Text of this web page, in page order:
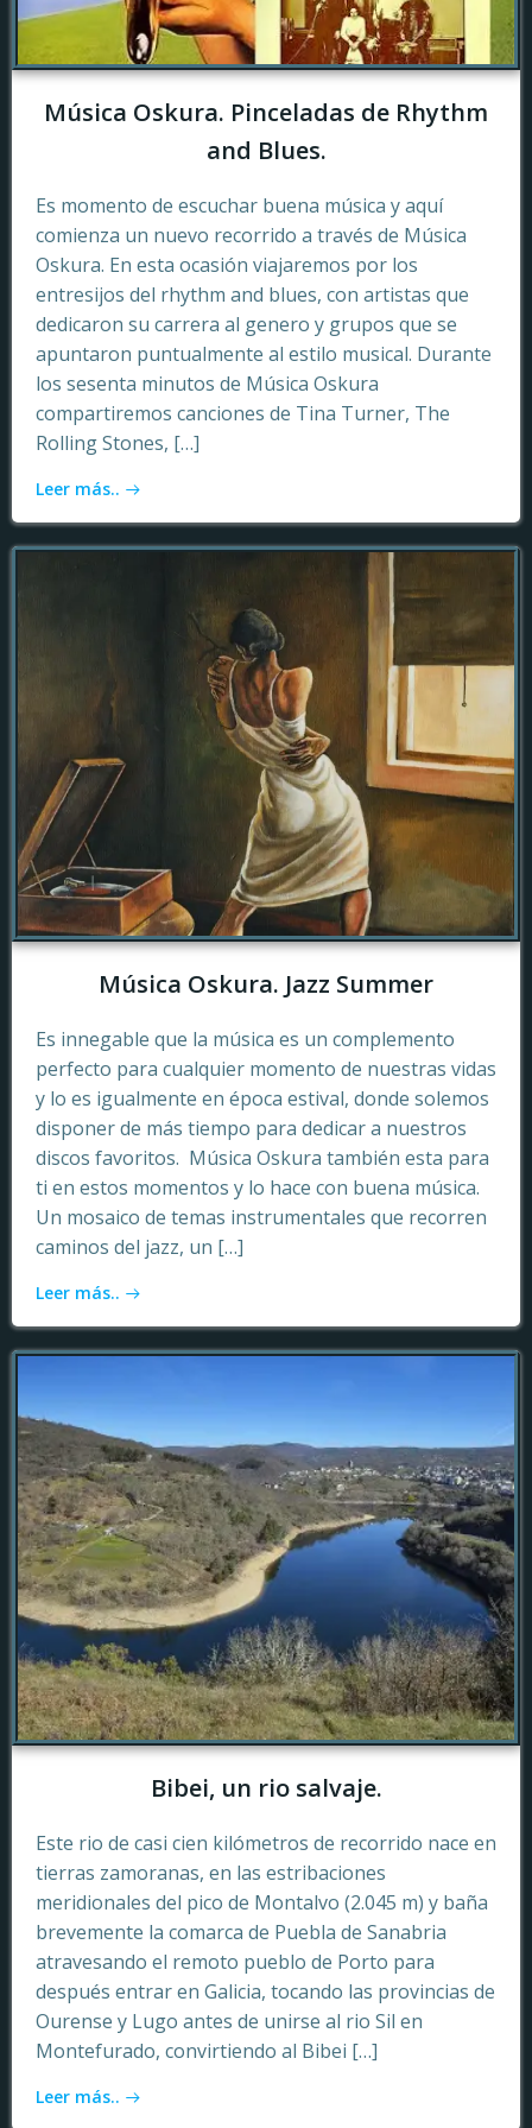
Música Oskura. Pinceladas de Rhythm
and Blues.
Es momento de escuchar buena música y aquí
comienza un nuevo recorrido a través de Música
Oskura. En esta ocasión viajaremos por los
entresijos del rhythm and blues, con artistas que
dedicaron su carrera al genero y grupos que se
apuntaron puntualmente al estilo musical. Durante
los sesenta minutos de Música Oskura
compartiremos canciones de Tina Turner, The
Rolling Stones, […]
Leer más..
Música Oskura. Jazz Summer
Es innegable que la música es un complemento
perfecto para cualquier momento de nuestras vidas
y lo es igualmente en época estival, donde solemos
disponer de más tiempo para dedicar a nuestros
discos favoritos. Música Oskura también esta para
ti en estos momentos y lo hace con buena música.
Un mosaico de temas instrumentales que recorren
caminos del jazz, un […]
Leer más..
Bibei, un rio salvaje.
Este rio de casi cien kilómetros de recorrido nace en
tierras zamoranas, en las estribaciones
meridionales del pico de Montalvo (2.045 m) y baña
brevemente la comarca de Puebla de Sanabria
atravesando el remoto pueblo de Porto para
después entrar en Galicia, tocando las provincias de
Ourense y Lugo antes de unirse al rio Sil en
Montefurado, convirtiendo al Bibei […]
Leer más..